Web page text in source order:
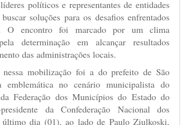
políticos e representantes de entidades
soluções para os desafios enfrentados
O encontro foi marcado por um clima
determinação em alcançar resultados
das administrações locais.
nessa mobilização foi a do prefeito de São
emblemática no cenário municipalista do
Federação dos Municípios do Estado do
da Confederação Nacional dos
dia (01), ao lado de Paulo Ziulkoski,